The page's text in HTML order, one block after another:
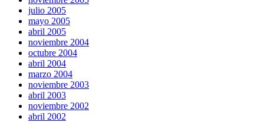
julio 2005
mayo 2005
abril 2005
noviembre 2004
octubre 2004
abril 2004
marzo 2004
noviembre 2003
abril 2003
noviembre 2002
abril 2002